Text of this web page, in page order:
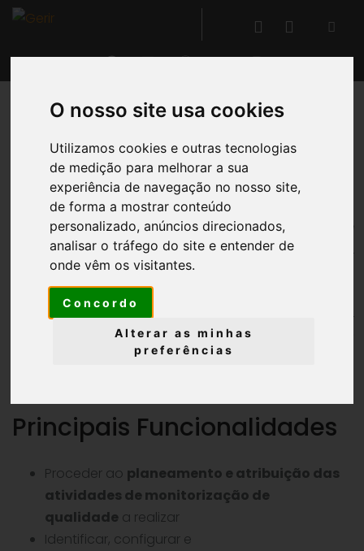
O nosso site usa cookies
Utilizamos cookies e outras tecnologias
de medição para melhorar a sua
experiência de navegação no nosso site,
de forma a mostrar conteúdo
personalizado, anúncios direcionados,
analisar o tráfego do site e entender de
onde vêm os visitantes.
Concordo
Alterar as minhas
preferências
Gestão da Qualidade
Através daconstrução de relatórios-base
associados aprocessos de controlo
interno como externo, o GERIR
identificação e o registo de não
conformidades,em qualquer ponto do sistema
(compras, receções, produtos, entidades,
fornecedores, investimentos, etc.).
Principais Funcionalidades
Proceder ao planeamento e atribuição das
atividades de monitorização de
qualidade a realizar
Identificar, configurar e